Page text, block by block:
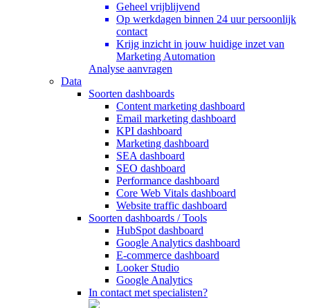
Geheel vrijblijvend
Op werkdagen binnen 24 uur persoonlijk
contact
Krijg inzicht in jouw huidige inzet van
Marketing Automation
Analyse aanvragen
Data
Soorten dashboards
Content marketing dashboard
Email marketing dashboard
KPI dashboard
Marketing dashboard
SEA dashboard
SEO dashboard
Performance dashboard
Core Web Vitals dashboard
Website traffic dashboard
Soorten dashboards / Tools
HubSpot dashboard
Google Analytics dashboard
E-commerce dashboard
Looker Studio
Google Analytics
In contact met specialisten?